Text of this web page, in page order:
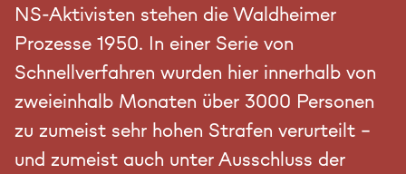
NS-Aktivisten stehen die Waldheimer
Prozesse 1950. In einer Serie von
Schnellverfahren wurden hier innerhalb von
zweieinhalb Monaten über 3000 Personen
zu zumeist sehr hohen Strafen verurteilt –
und zumeist auch unter Ausschluss der